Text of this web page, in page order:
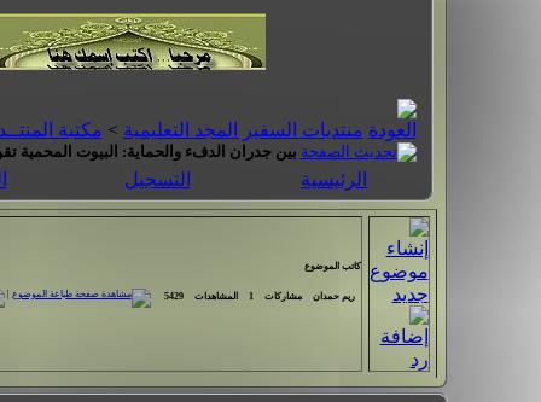
منتديات السفير المجد التعليمية > مكتبة
بين جدران الدفء والحماية: البيوت المحمية
الرئيسية التسجيل
كاتب الموضوع
ريم حمدان مشاركات 1 المشاهدات 5429